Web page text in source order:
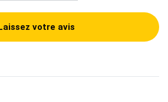
votre avis